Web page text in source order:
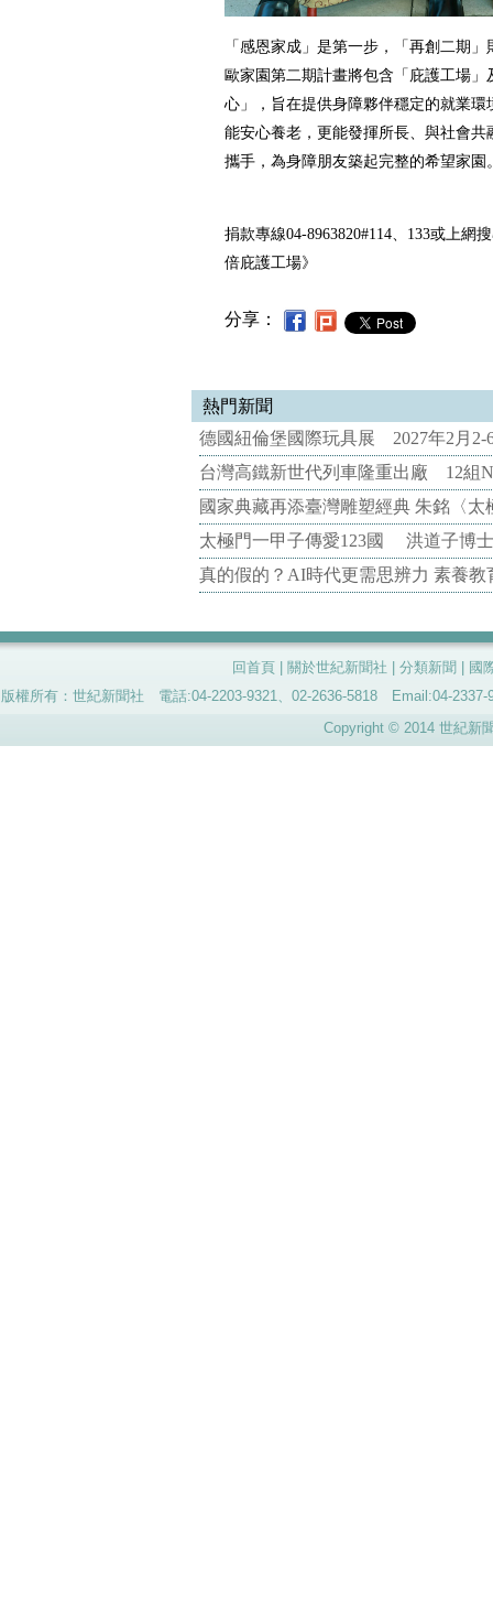
「感恩家成」是第一步，「再創二期
歐家園第二期計畫將包含「庇護工場
心」，旨在提供身障夥伴穩定的就業
能安心養老，更能發揮所長、與社會
攜手，為身障朋友築起完整的希望家園
捐款專線04-8963820#114、133或上網
倍庇護工場》
分享：
熱門新聞
德國紐倫堡國際玩具展 2027年2月2-
台灣高鐵新世代列車隆重出廠 12組
國家典藏再添臺灣雕塑經典 朱銘〈
太極門一甲子傳愛123國 洪道子博
真的假的？AI時代更需思辨力 素養
回首頁 關於世紀新聞社 分類新聞
國
版權所有：世紀新聞社 電話:04-2203-9321、02-2636-5818 Email:04-
Copyright © 2014 世紀新